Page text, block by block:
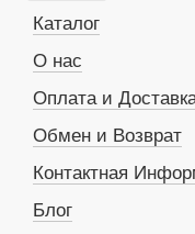
Каталог
О нас
Оплата и
Обмен и Возврат
Контактная
Блог